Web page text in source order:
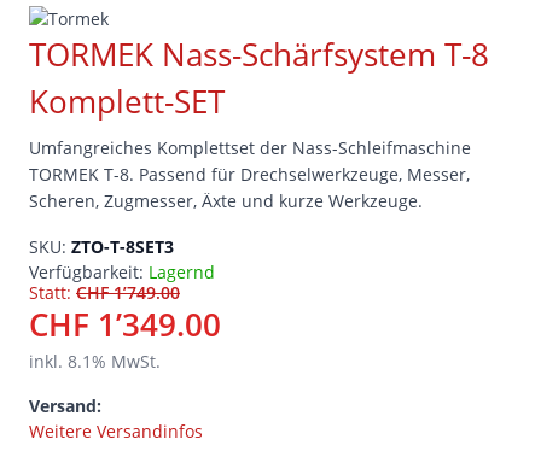
TORMEK Nass-Schärfsystem T-8
Komplett-SET
Umfangreiches Komplettset der Nass-Schleifmaschine
TORMEK T-8. Passend für Drechselwerkzeuge, Messer,
Scheren, Zugmesser, Äxte und kurze Werkzeuge.
SKU: ZTO-T-8SET3
Verfügbarkeit: Lagernd
Statt: CHF 1’749.00
CHF 1’349.00
inkl. 8.1% MwSt.
Versand:
Weitere Versandinfos